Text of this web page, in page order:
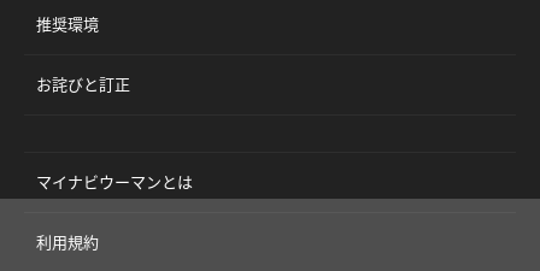
推奨環境
お詫びと訂正
マイナビウーマンとは
利用規約